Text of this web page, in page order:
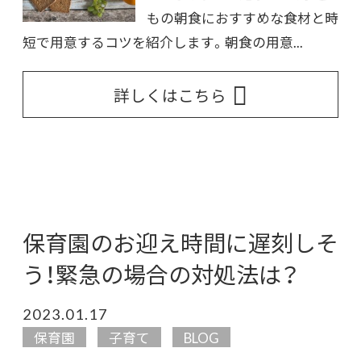
もの朝食におすすめな食材と時
短で用意するコツを紹介します。朝食の用意...
詳しくはこちら
保育園のお迎え時間に遅刻しそ
う！緊急の場合の対処法は？
2023.01.17
保育園 子育て BLOG